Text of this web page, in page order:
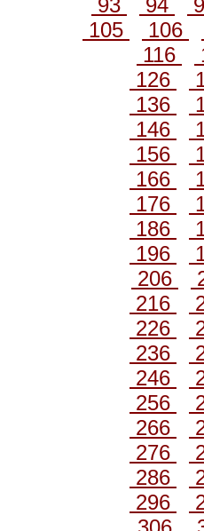
93
94
105
106
116
126
136
146
156
166
176
186
196
206
216
226
236
246
256
266
276
286
296